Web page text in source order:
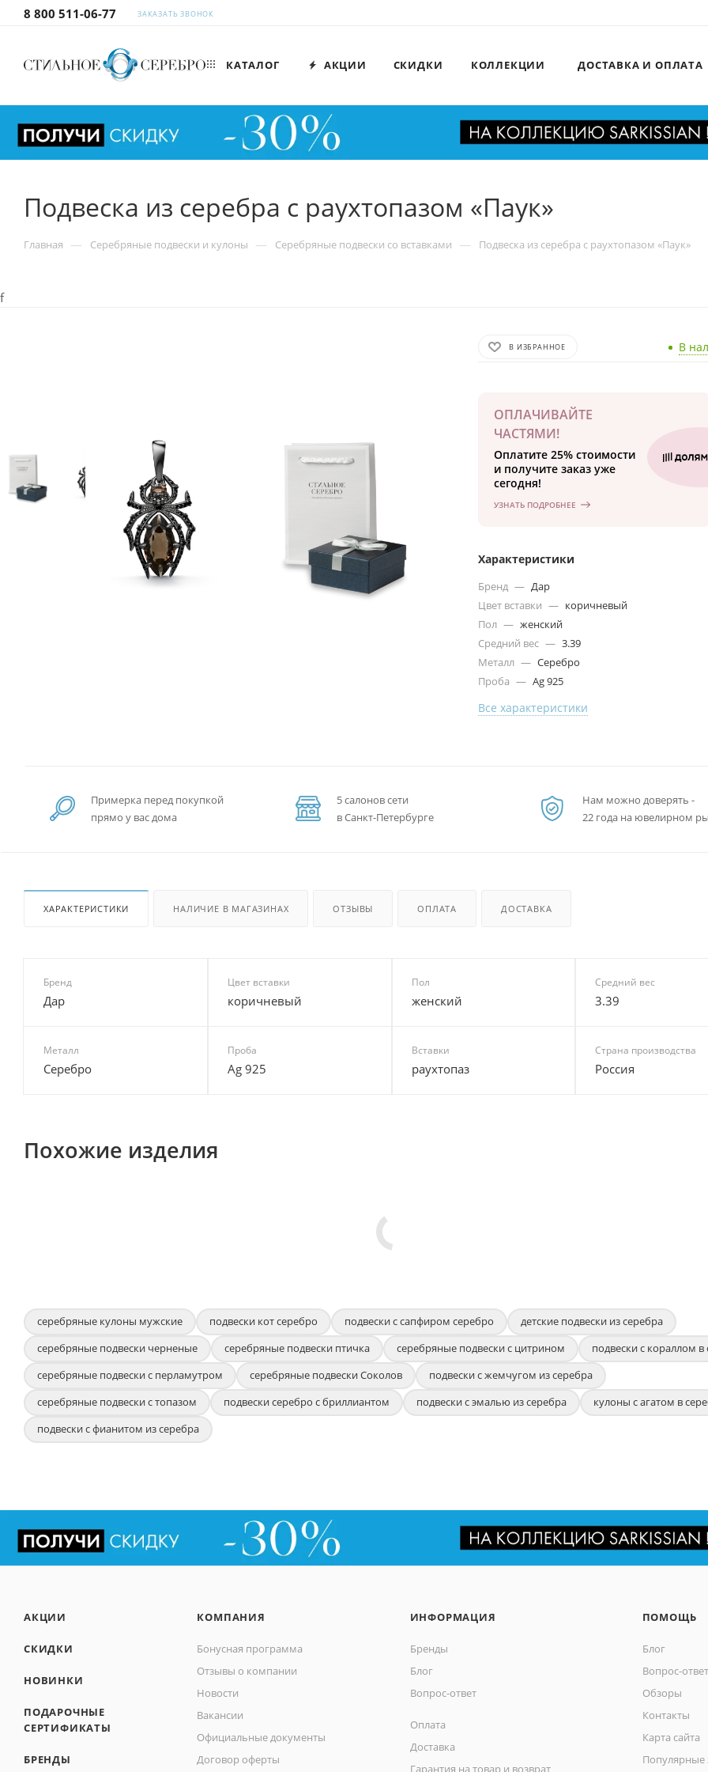
8 800 511-06-77 ЗАКАЗАТЬ ЗВОНОК
КАТАЛОГ АКЦИИ СКИДКИ КОЛЛЕКЦИИ ДОСТАВКА И ОПЛАТА
Подвеска из серебра с раухтопазом «Паук»
Главная — Серебряные подвески и кулоны — Серебряные подвески со вставками — Подвеска из серебра с раухтопазом «Паук»
f
В ИЗБРАННОЕ В
ОПЛАЧИВАЙТЕ
ЧАСТЯМИ!
Оплатите 25% стоимости
и получите заказ уже
сегодня!
УЗНАТЬ ПОДРОБНЕЕ
Характеристики
Бренд — Дар
Цвет вставки — коричневый
Пол — женский
Средний вес — 3.39
Металл — Серебро
Проба — Ag 925
Все характеристики
Примерка перед покупкой
прямо у вас дома
5 салонов сети
в Санкт-Петербурге
Нам можно доверять -
22 года на ювелирном
ХАРАКТЕРИСТИКИ НАЛИЧИЕ В МАГАЗИНАХ ОТЗЫВЫ ОПЛАТА ДОСТАВКА
Бренд
Дар
Цвет вставки
коричневый
Пол
женский
Средний вес
3.39
Металл
Серебро
Проба
Ag 925
Вставки
раухтопаз
Страна производства
Россия
Похожие изделия
серебряные кулоны мужские подвески кот серебро подвески с сапфиром серебро
детские подвески из серебра
серебряные подвески черненые
серебряные подвески птичка серебряные подвески с цитрином
подвески с кораллом в
серебряные подвески с перламутром
серебряные подвески Соколов
подвески с жемчугом из серебра
серебряные подвески с топазом
подвески серебро с бриллиантом подвески с эмалью из серебра
кулоны с агатом в
подвески с фианитом из серебра
АКЦИИ
СКИДКИ
НОВИНКИ
ПОДАРОЧНЫЕ
СЕРТИФИКАТЫ
БРЕНДЫ
КОМПАНИЯ
Бонусная программа
Отзывы о компании
Новости
Вакансии
Официальные документы
Договор оферты
ИНФОРМАЦИЯ
Бренды
Блог
Вопрос-ответ
Оплата
Доставка
Гарантия на товар и возврат
ПОМОЩЬ
Блог
Вопрос-ответ
Обзоры
Контакты
Карта сайта
Популярные